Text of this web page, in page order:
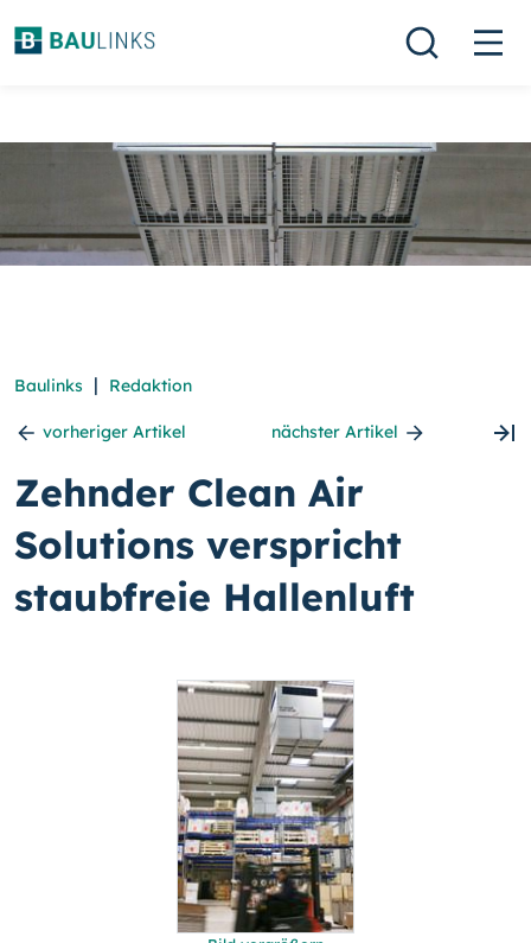
Baulinks | Redaktion
vorheriger Artikel nächster Artikel
Zehnder Clean Air
Solutions verspricht
staubfreie Hallenluft